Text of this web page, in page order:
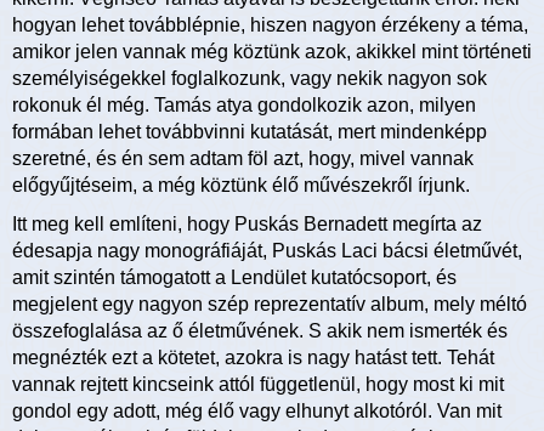
hogyan lehet továbblépnie, hiszen nagyon érzékeny a téma,
amikor jelen vannak még köztünk azok, akikkel mint történeti
személyiségekkel foglalkozunk, vagy nekik nagyon sok
rokonuk él még. Tamás atya gondolkozik azon, milyen
formában lehet továbbvinni kutatását, mert mindenképp
szeretné, és én sem adtam föl azt, hogy, mivel vannak
előgyűjtéseim, a még köztünk élő művészekről írjunk.
Itt meg kell említeni, hogy Puskás Bernadett megírta az
édesapja nagy monográfiáját, Puskás Laci bácsi életművét,
amit szintén támogatott a Lendület kutatócsoport, és
megjelent egy nagyon szép reprezentatív album, mely méltó
összefoglalása az ő életművének. S akik nem ismerték és
megnézték ezt a kötetet, azokra is nagy hatást tett. Tehát
vannak rejtett kincseink attól függetlenül, hogy most ki mit
gondol egy adott, még élő vagy elhunyt alkotóról. Van mit